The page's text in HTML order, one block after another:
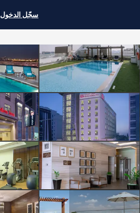
سجّل الدخول